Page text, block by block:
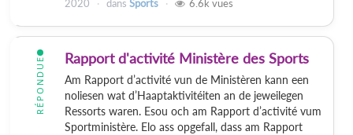
2020 dansSports 6.6k vues
RÉPONDUE Rapport d'activité Ministère des Sports
Am Rapport d’activité vun de Ministèren kann een
noliesen wat d’Haaptaktivitéiten an de jeweilegen
Ressorts waren. Esou och am Rapport d’activité vum
Sportministère. Elo ass opgefall, dass am Rapport